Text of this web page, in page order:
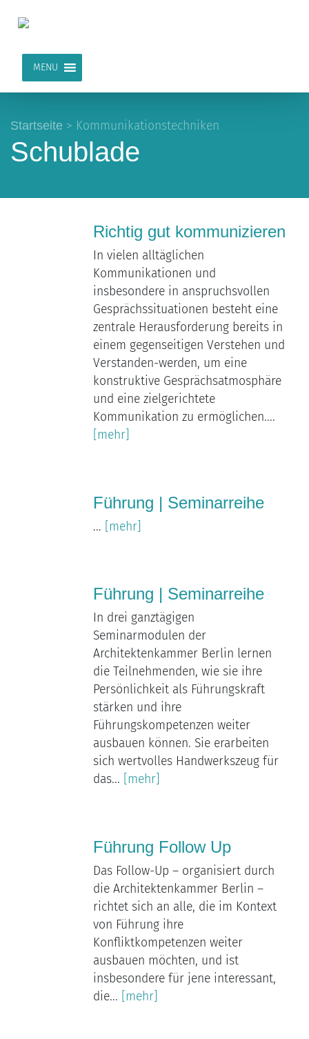
MENU
Startseite > Kommunikationstechniken
Schublade
Richtig gut kommunizieren
In vielen alltäglichen
Kommunikationen und
insbesondere in anspruchsvollen
Gesprächssituationen besteht eine
zentrale Herausforderung bereits in
einem gegenseitigen Verstehen und
Verstanden-werden, um eine
konstruktive Gesprächsatmosphäre
und eine zielgerichtete
Kommunikation zu ermöglichen....
[mehr]
Führung | Seminarreihe
... [mehr]
Führung | Seminarreihe
In drei ganztägigen
Seminarmodulen der
Architektenkammer Berlin lernen
die Teilnehmenden, wie sie ihre
Persönlichkeit als Führungskraft
stärken und ihre
Führungskompetenzen weiter
ausbauen können. Sie erarbeiten
sich wertvolles Handwerkszeug für
das...
[mehr]
Führung Follow Up
Das Follow-Up – organisiert durch
die Architektenkammer Berlin –
richtet sich an alle, die im Kontext
von Führung ihre
Konfliktkompetenzen weiter
ausbauen möchten, und ist
insbesondere für jene interessant,
die...
[mehr]